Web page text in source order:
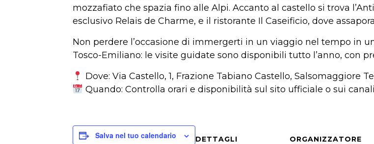
mozzafiato che spazia fino alle Alpi. Accanto al castello si trova
esclusivo Relais de Charme, e il ristorante Il Caseificio, dove
Non perdere l’occasione di immergerti in un viaggio nel tempo in
Tosco-Emiliano: le visite guidate sono disponibili tutto l’anno, con
Dove: Via Castello, 1, Frazione Tabiano Castello, Salsomaggiore
Quando: Controlla orari e disponibilità sul sito ufficiale o sui
Salva nel tuo calendario
DETTAGLI
ORGANIZZATORE